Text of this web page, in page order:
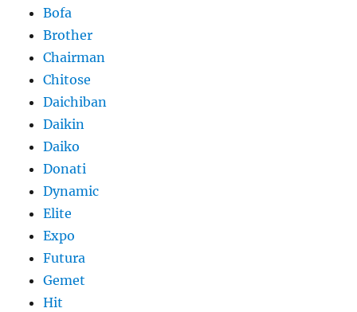
Bofa
Brother
Chairman
Chitose
Daichiban
Daikin
Daiko
Donati
Dynamic
Elite
Expo
Futura
Gemet
Hit